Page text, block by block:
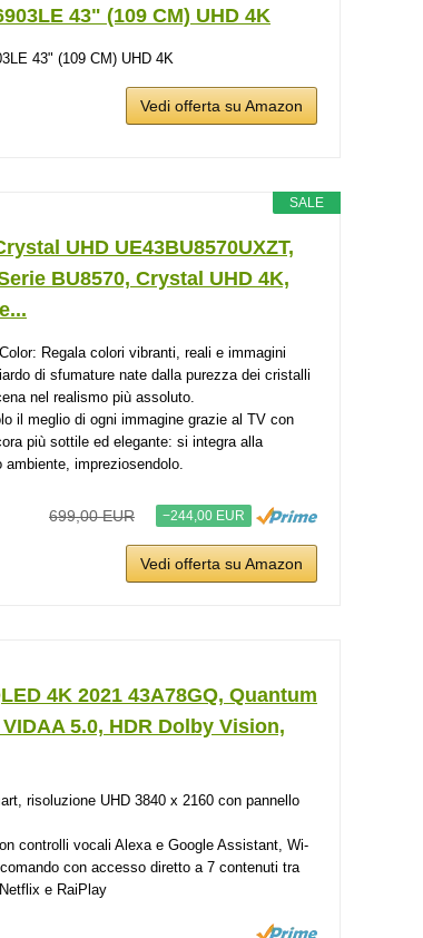
43" (109 CM) UHD 4K
43" (109 CM) UHD 4K
Vedi offerta su Amazon
SALE
UHD UE43BU8570UXZT,
BU8570, Crystal UHD 4K,
Regala colori vibranti, reali e immagini
di sfumature nate dalla purezza dei cristalli
nel realismo più assoluto.
il meglio di ogni immagine grazie al TV con
più sottile ed elegante: si integra alla
ambiente, impreziosendolo.
699,00 EUR −244,00 EUR
Vedi offerta su Amazon
4K 2021 43A78GQ, Quantum
5.0, HDR Dolby Vision,
risoluzione UHD 3840 x 2160 con pannello
controlli vocali Alexa e Google Assistant, Wi-
con accesso diretto a 7 contenuti tra
e RaiPlay